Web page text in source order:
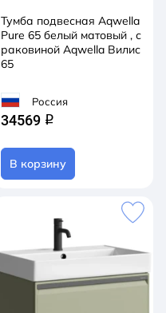
Тумба подвесная Aqwella
Pure 65 белый матовый , с
раковиной Aqwella Вилис
65
Россия
34569 q
В корзину